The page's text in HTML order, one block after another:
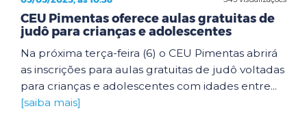
CEU Pimentas oferece aulas gratuitas de
judô para crianças e adolescentes
Na próxima terça-feira (6) o CEU Pimentas abrirá
as inscrições para aulas gratuitas de judô voltadas
para crianças e adolescentes com idades entre...
[saiba mais]